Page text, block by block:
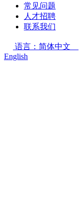
常见问题
人才招聘
联系我们
语言：简体中文
English